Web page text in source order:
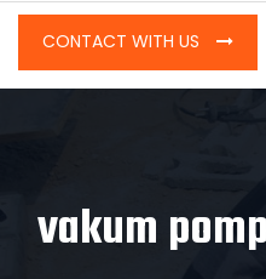
CONTACT WITH US
vakum